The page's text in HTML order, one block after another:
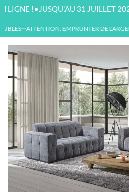
•JUSQU'AU 31 JUILLET 2026
—ATTENTION, EMPRUNTER DE